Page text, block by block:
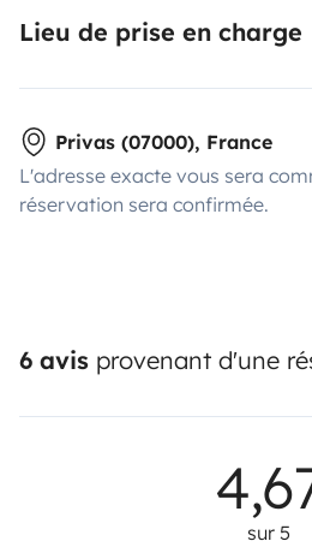
Lieu de prise en charge
Privas (07000), France
L'adresse exacte vous sera
réservation sera confirmée.
6 avis provenant d'une
sur 5